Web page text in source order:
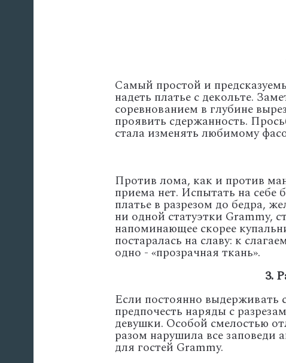
Самый простой и
надеть платье с декольте.
соревнованием в глубине
проявить сдержанность.
стала изменять любимому
Против лома, как и против
приема нет. Испытать на себе
платье в разрезом до бедра,
ни одной статуэтки Grammy,
напоминающее скорее
постаралась на славу: к
одно - «прозрачная ткань».
3.
Если постоянно выдерживать
предпочесть наряды с
девушки. Особой смелостью
разом нарушила все заповеди
для гостей Grammy.